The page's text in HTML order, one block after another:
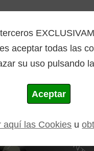
aceptar todas las
su uso pulsando
Aceptar
aquí las Cookies u